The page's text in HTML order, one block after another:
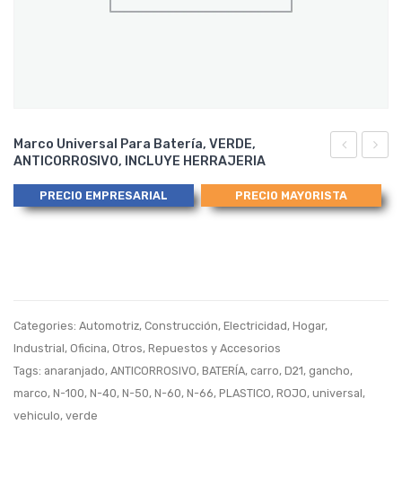
CAP
SPARK
DE
MOTOR
para
Marco Universal Para Batería, VERDE,
ANTICORROSIVO, INCLUYE HERRAJERIA
PRECIO EMPRESARIAL PRECIO MAYORISTA
Categories: Automotriz, Construcción, Electricidad, Hogar,
Industrial, Oficina, Otros, Repuestos y Accesorios
Tags: anaranjado, ANTICORROSIVO, BATERÍA, carro, D21, gancho,
marco, N-100, N-40, N-50, N-60, N-66, PLASTICO, ROJO, universal,
vehiculo, verde